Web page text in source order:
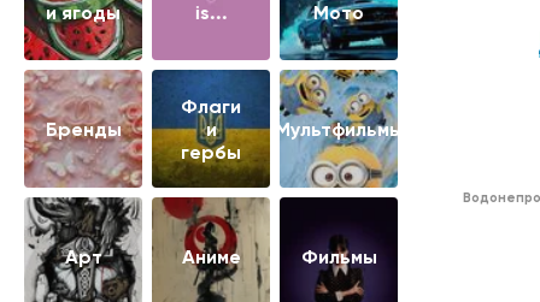
и ягоды
is...
Мото
Бренды
Флаги
и
гербы
Мультфильмы
Арт Аниме Фильмы